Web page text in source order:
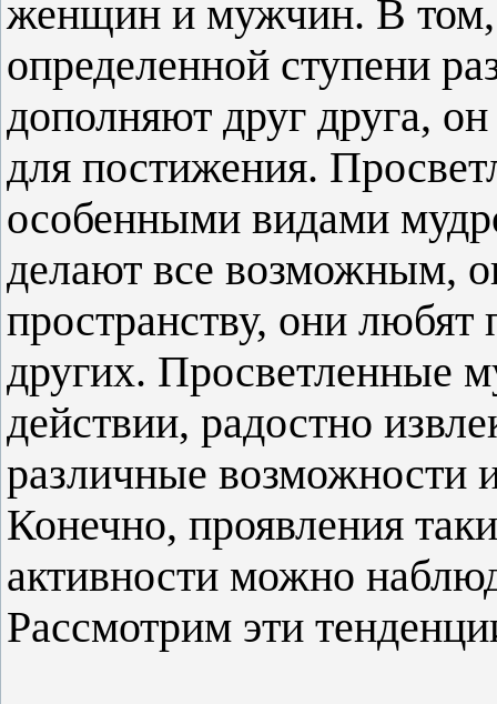
женщин и мужчин. В том,
определенной ступени
дополняют друг друга,
для постижения.
особенными видами
делают все возможным,
пространству, они любят
других. Просветленные
действии, радостно
различные возможности
Конечно, проявления
активности можно
Рассмотрим эти